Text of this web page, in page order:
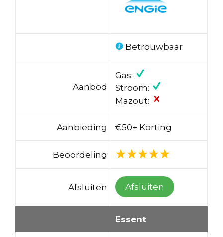
Betrouwbaar
Aanbod
Gas:
Stroom:
Mazout:
Aanbieding €50+ Korting
Beoordeling
Afsluiten Afsluiten
Essent